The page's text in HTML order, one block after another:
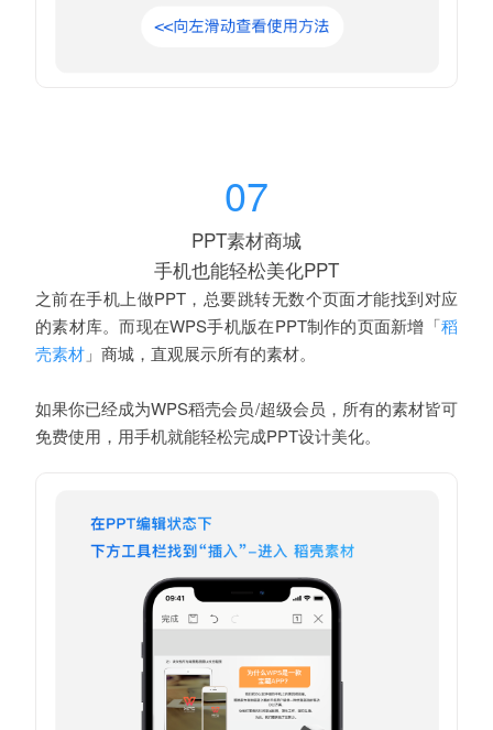
07
PPT素材商城
手机也能轻松美化PPT
之前在手机上做PPT，总要跳转无数个页面才能找到对应
的素材库。而现在WPS手机版在PPT制作的页面新增「稻
壳素材 」商城 ，直观展示所有的素材。
如果你已经成为WPS稻壳会员/超级会员，所有的素材皆可
免费使用，用手机就能轻松完成PPT设计美化。